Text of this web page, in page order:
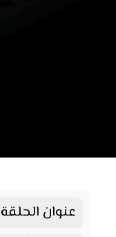
عنوان الحلقة